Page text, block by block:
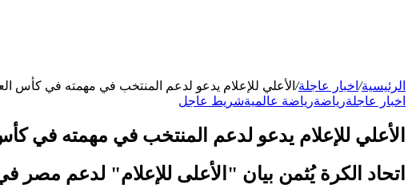
الرئيسية/ اخبار عاجلة/ الأعلي للإعلام يدعو لدعم المنتخب في مهمته في كأس
اخبار عاجلةرياضةرياضة عالميةشريط عاجل
الأعلي للإعلام يدعو لدعم المنتخب في مهمته في
اتحاد الكرة يُثمن بيان "الأعلى للإعلام" لدعم مصر